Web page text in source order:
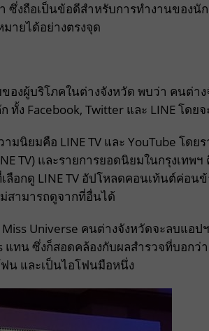
ซึ่งถือเป็นข้อดีสำหรับการทำงานของนั
มายได้อย่างตรงจุด
องผู้บริโภคในต่างจังหวัด พบว่า คนต่
ทั้ง Facebook, Twitter และ LINE โดย
มนิยมคือ LINE TV และ YouTube โด
TV) และรายการยอดนิยมในกรุงเทพ
ลือกดู LINE TV อัปโหลดคอนเท้นต์ค่อน
สามารถดูจากที่อื่นได้
Universe คนต่างจังหวัดจะลบแอ
แทน ซึ่งก็สอดคล้องกับผลสำรวจที่บอก
น และเป็นไอโฟนมือหนึ่ง